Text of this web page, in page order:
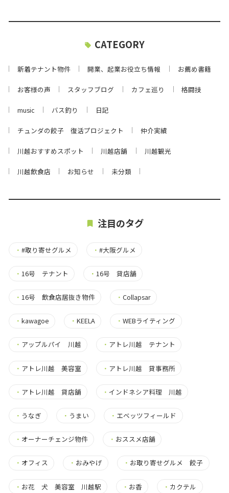
CATEGORY
新着テナント物件 開業、起業お役立ち情報 お薦め書籍
お客様の声 スタッフブログ カフェ巡り 格闘技
music バス釣り 日記
チュンダの餃子 復活プロジェクト 仲介実績
川越おすすめスポット 川越店舗 川越観光
川越飲食店 お知らせ 未分類
注目のタグ
・ #取り寄せグルメ ・#大阪グルメ
・ 16号 テナント ・16号 貸店舗
・ 16号 飲食店居抜き物件 ・Collapsar
・ kawagoe ・KEELA ・WEBライティング
・ アップルパイ 川越 ・ アトレ川越 テナント
・ アトレ川越 美容室 ・ アトレ川越 貸事務所
・ アトレ川越 貸店舗 ・ インドネシア料理 川越
・ うなぎ ・ うまい ・ エベッツフィールド
・ オーナーチェンジ物件 ・ おススメ店舗
・ オフィス ・ おみやげ ・ お取り寄せグルメ 餃子
・ お花 犬 美容室 川越駅 ・ お香 ・ カクテル